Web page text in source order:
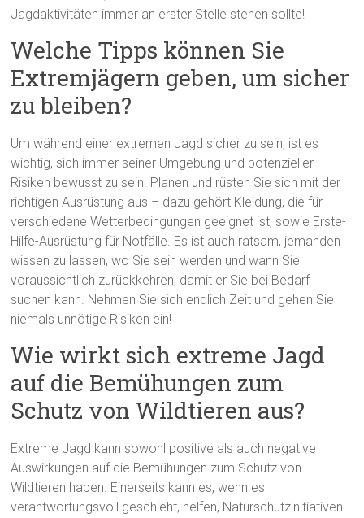
Jagdaktivitäten immer an erster Stelle stehen sollte!
Welche Tipps können Sie
Extremjägern geben, um sicher
zu bleiben?
Um während einer extremen Jagd sicher zu sein, ist es
wichtig, sich immer seiner Umgebung und potenzieller
Risiken bewusst zu sein. Planen und rüsten Sie sich mit der
richtigen Ausrüstung aus – dazu gehört Kleidung, die für
verschiedene Wetterbedingungen geeignet ist, sowie Erste-
Hilfe-Ausrüstung für Notfälle. Es ist auch ratsam, jemanden
wissen zu lassen, wo Sie sein werden und wann Sie
voraussichtlich zurückkehren, damit er Sie bei Bedarf
suchen kann. Nehmen Sie sich endlich Zeit und gehen Sie
niemals unnötige Risiken ein!
Wie wirkt sich extreme Jagd
auf die Bemühungen zum
Schutz von Wildtieren aus?
Extreme Jagd kann sowohl positive als auch negative
Auswirkungen auf die Bemühungen zum Schutz von
Wildtieren haben. Einerseits kann es, wenn es
verantwortungsvoll geschieht, helfen, Naturschutzinitiativen